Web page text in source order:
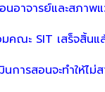
อนอาจารย์และสภ
ณะ SIT เสร็จสิ้นแ
การสอนจะทำให้ไ